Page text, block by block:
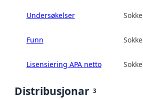
Undersøkelser
Funn
Lisensiering APA netto
Distribusjonar 3